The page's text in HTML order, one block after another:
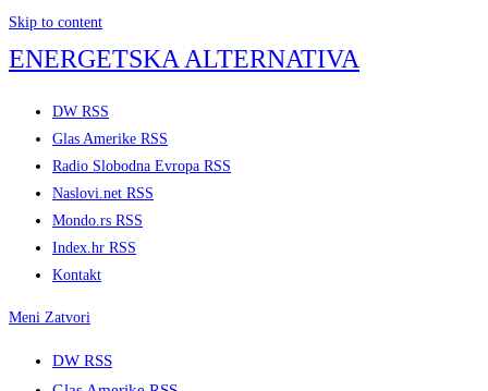
Skip to content
ENERGETSKA ALTERNATIVA
DW RSS
Glas Amerike RSS
Radio Slobodna Evropa RSS
Naslovi.net RSS
Mondo.rs RSS
Index.hr RSS
Kontakt
Meni Zatvori
DW RSS